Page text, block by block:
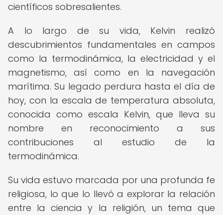
científicos sobresalientes.
A lo largo de su vida, Kelvin realizó
descubrimientos fundamentales en campos
como la termodinámica, la electricidad y el
magnetismo, así como en la navegación
marítima. Su legado perdura hasta el día de
hoy, con la escala de temperatura absoluta,
conocida como escala Kelvin, que lleva su
nombre en reconocimiento a sus
contribuciones al estudio de la
termodinámica.
Su vida estuvo marcada por una profunda fe
religiosa, lo que lo llevó a explorar la relación
entre la ciencia y la religión, un tema que